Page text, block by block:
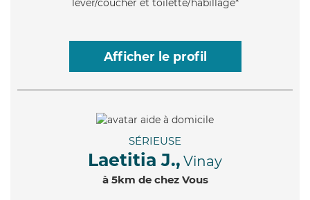
lever/coucher et toilette/habillage*
Afficher le profil
SÉRIEUSE
Laetitia J., Vinay
à 5km de chez Vous